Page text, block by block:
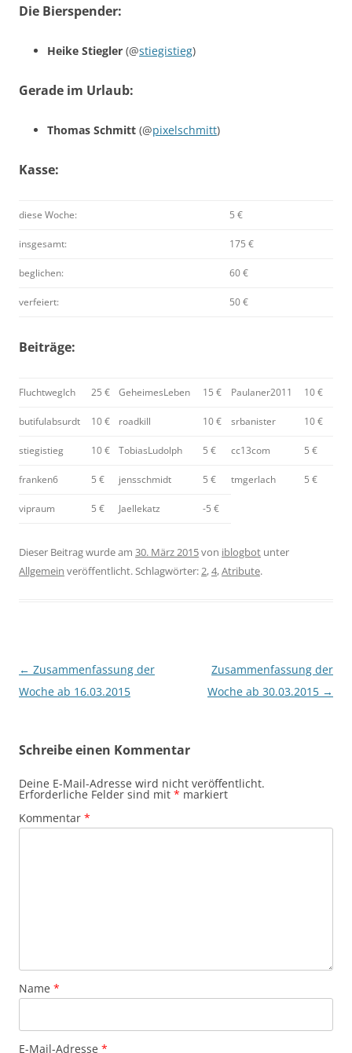
Die Bierspender:
Heike Stiegler (@stiegistieg)
Gerade im Urlaub:
Thomas Schmitt (@pixelschmitt)
Kasse:
diese Woche: 5 €
insgesamt: 175 €
beglichen: 60 €
verfeiert: 50 €
Beiträge:
FluchtwegIch 25 € GeheimesLeben 15 € Paulaner2011 10 €
butifulabsurdt 10 € roadkill 10 € srbanister 10 €
stiegistieg 10 € TobiasLudolph 5 € cc13com 5 €
franken6 5 € jensschmidt 5 € tmgerlach 5 €
vipraum 5 € Jaellekatz -5 €
Dieser Beitrag wurde am 30. März 2015von iblogbot unter
Allgemein veröffentlicht. Schlagwörter:2,4,Atribute.
Beitragsnavigation
← Zusammenfassung der
Woche ab 16.03.2015
Zusammenfassung der
Woche ab 30.03.2015 →
Schreibe einen Kommentar
Deine E-Mail-Adresse wird nicht veröffentlicht.
Erforderliche Felder sind mit * markiert
Kommentar *
Name *
E-Mail-Adresse *